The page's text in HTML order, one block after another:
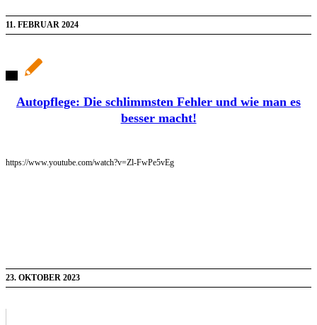
11. FEBRUAR 2024
Autopflege: Die schlimmsten Fehler und wie man es
besser macht!
https://www.youtube.com/watch?v=Zl-FwPe5vEg
23. OKTOBER 2023